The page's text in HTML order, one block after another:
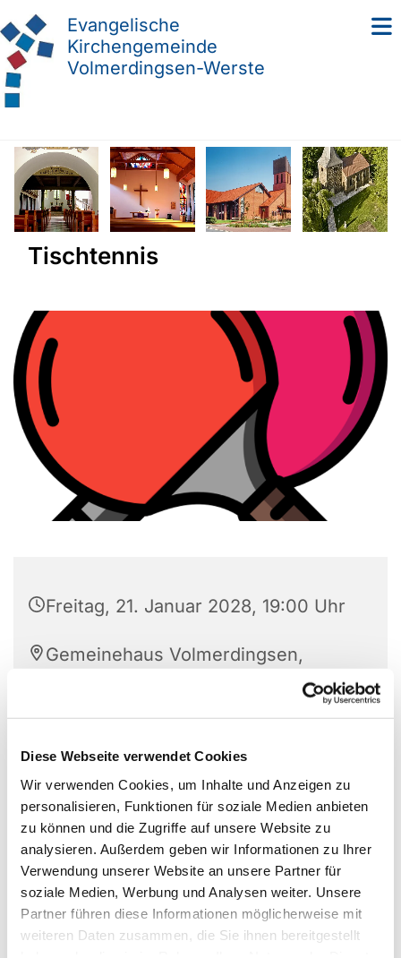
Diese Webseite verwendet Cookies
Wir verwenden Cookies, um Inhalte und Anzeigen zu
personalisieren, Funktionen für soziale Medien anbieten
zu können und die Zugriffe auf unsere Website zu
analysieren. Außerdem geben wir Informationen zu Ihrer
Verwendung unserer Website an unsere Partner für
soziale Medien, Werbung und Analysen weiter. Unsere
Partner führen diese Informationen möglicherweise mit
weiteren Daten zusammen, die Sie ihnen bereitgestellt
Evangelische
Kirchengemeinde
Volmerdingsen-Werste
Tischtennis
Freitag, 21. Januar 2028, 19:00 Uhr
Gemeinehaus Volmerdingsen,
Pfarrer-Brünger-Strasse 1, 32549